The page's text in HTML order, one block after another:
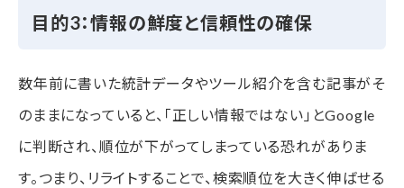
目的3：情報の鮮度と信頼性の確保
数年前に書いた統計データやツール紹介を含む記事がそ
のままになっていると、「正しい情報ではない」とGoogle
に判断され、順位が下がってしまっている恐れがありま
す。つまり、リライトすることで、検索順位を大きく伸ばせる